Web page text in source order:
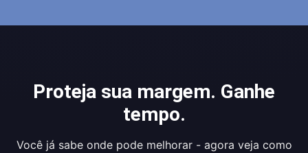
Proteja sua margem. Ganhe
tempo.
Você já sabe onde pode melhorar - agora veja como